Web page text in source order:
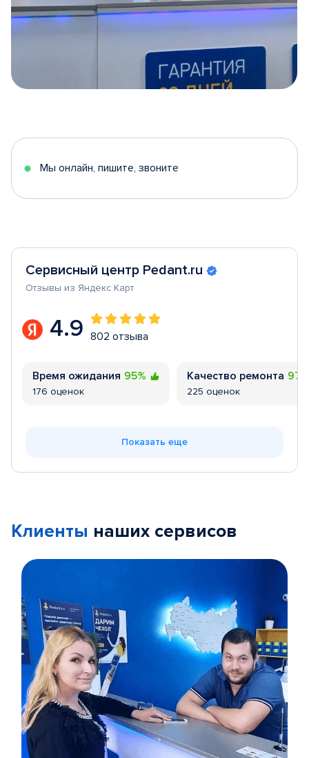
5
Мы онлайн, пишите, звоните
Сервисный центр Pedant.ru
Отзывы из Яндекс Карт
4.9 802 отзыва
Время ожидания 95%
176 оценок
Качество ремонта
225 оценок
Показать еще
Клиенты наших сервисов